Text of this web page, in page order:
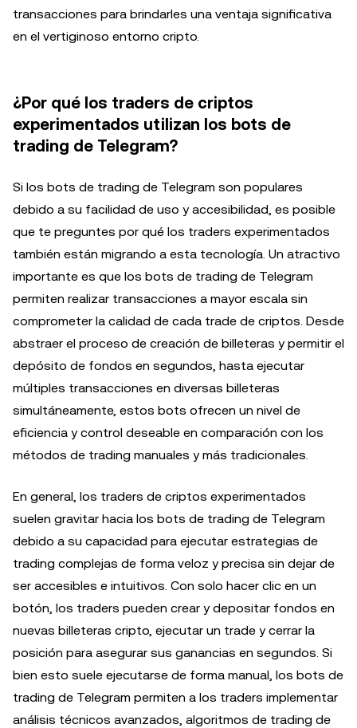
transacciones para brindarles una ventaja significativa
en el vertiginoso entorno cripto.
¿Por qué los traders de criptos
experimentados utilizan los bots de
trading de Telegram?
Si los bots de trading de Telegram son populares
debido a su facilidad de uso y accesibilidad, es posible
que te preguntes por qué los traders experimentados
también están migrando a esta tecnología. Un atractivo
importante es que los bots de trading de Telegram
permiten realizar transacciones a mayor escala sin
comprometer la calidad de cada trade de criptos. Desde
abstraer el proceso de creación de billeteras y permitir el
depósito de fondos en segundos, hasta ejecutar
múltiples transacciones en diversas billeteras
simultáneamente, estos bots ofrecen un nivel de
eficiencia y control deseable en comparación con los
métodos de trading manuales y más tradicionales.
En general, los traders de criptos experimentados
suelen gravitar hacia los bots de trading de Telegram
debido a su capacidad para ejecutar estrategias de
trading complejas de forma veloz y precisa sin dejar de
ser accesibles e intuitivos. Con solo hacer clic en un
botón, los traders pueden crear y depositar fondos en
nuevas billeteras cripto, ejecutar un trade y cerrar la
posición para asegurar sus ganancias en segundos. Si
bien esto suele ejecutarse de forma manual, los bots de
trading de Telegram permiten a los traders implementar
análisis técnicos avanzados, algoritmos de trading de